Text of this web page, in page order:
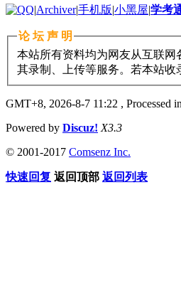
|Archiver|手机版|小黑屋|学考
论 坛 声 明
本站所有资料均为网友从互联
其录制、上传等服务。若本站收
GMT+8, 2026-8-7 11:22 , Processed
Powered by Discuz! X3.3
© 2001-2017 Comsenz Inc.
快速回复 返回顶部 返回列表